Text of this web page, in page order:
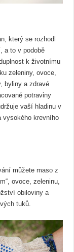
který se rozhodl
a to v podobě
k životnímu
zeleniny, ovoce,
byliny a zdravé
potraviny
vaší hladinu v
vysokého krevního
můžete maso z
ovoce, zeleninu,
obiloviny a
tuků.